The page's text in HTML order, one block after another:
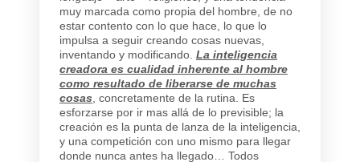
muy marcada como propia del hombre, de no
estar contento con lo que hace, lo que lo
impulsa a seguir creando cosas nuevas,
inventando y modificando. La inteligencia
creadora es cualidad inherente al hombre
como resultado de liberarse de muchas
cosas , concretamente de la rutina. Es
esforzarse por ir mas allá de lo previsible; la
creación es la punta de lanza de la inteligencia,
y una competición con uno mismo para llegar
donde nunca antes ha llegado… Todos